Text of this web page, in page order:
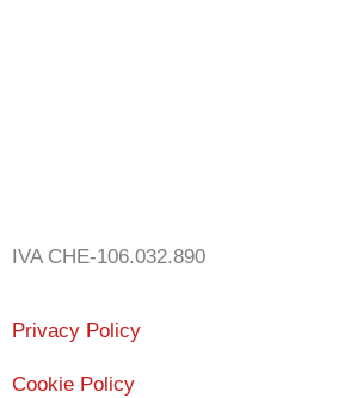
IVA CHE-106.032.890
Privacy Policy
Cookie Policy